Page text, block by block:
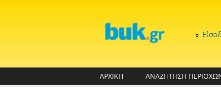
ΑΡΧΙΚΗ ΑΝΑΖΗΤΗΣΗ